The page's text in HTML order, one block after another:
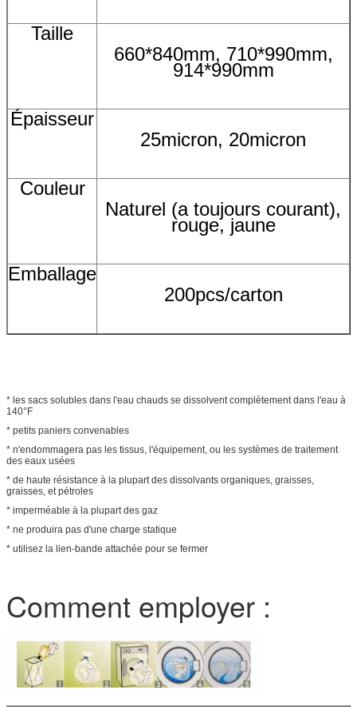
Taille
660*840mm, 710*990mm,
914*990mm
Épaisseur
25micron, 20micron
Couleur
Naturel (a toujours courant),
rouge, jaune
Emballage
200pcs/carton
* les sacs solubles dans l'eau chauds se dissolvent complètement dans l'eau à
140°F
* petits paniers convenables
* n'endommagera pas les tissus, l'équipement, ou les systèmes de traitement
des eaux usées
* de haute résistance à la plupart des dissolvants organiques, graisses,
graisses, et pétroles
* imperméable à la plupart des gaz
* ne produira pas d'une charge statique
* utilisez la lien-bande attachée pour se fermer
Comment employer :